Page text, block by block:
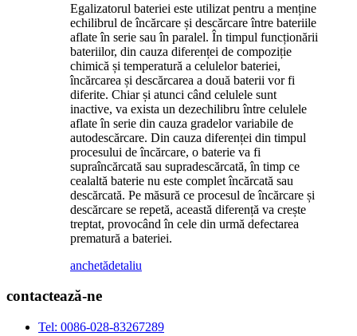
Egalizatorul bateriei este utilizat pentru a menține
echilibrul de încărcare și descărcare între bateriile
aflate în serie sau în paralel. În timpul funcționării
bateriilor, din cauza diferenței de compoziție
chimică și temperatură a celulelor bateriei,
încărcarea și descărcarea a două baterii vor fi
diferite. Chiar și atunci când celulele sunt
inactive, va exista un dezechilibru între celulele
aflate în serie din cauza gradelor variabile de
autodescărcare. Din cauza diferenței din timpul
procesului de încărcare, o baterie va fi
supraîncărcată sau supradescărcată, în timp ce
cealaltă baterie nu este complet încărcată sau
descărcată. Pe măsură ce procesul de încărcare și
descărcare se repetă, această diferență va crește
treptat, provocând în cele din urmă defectarea
prematură a bateriei.
anchetădetaliu
contactează-ne
Tel: 0086-028-83267289